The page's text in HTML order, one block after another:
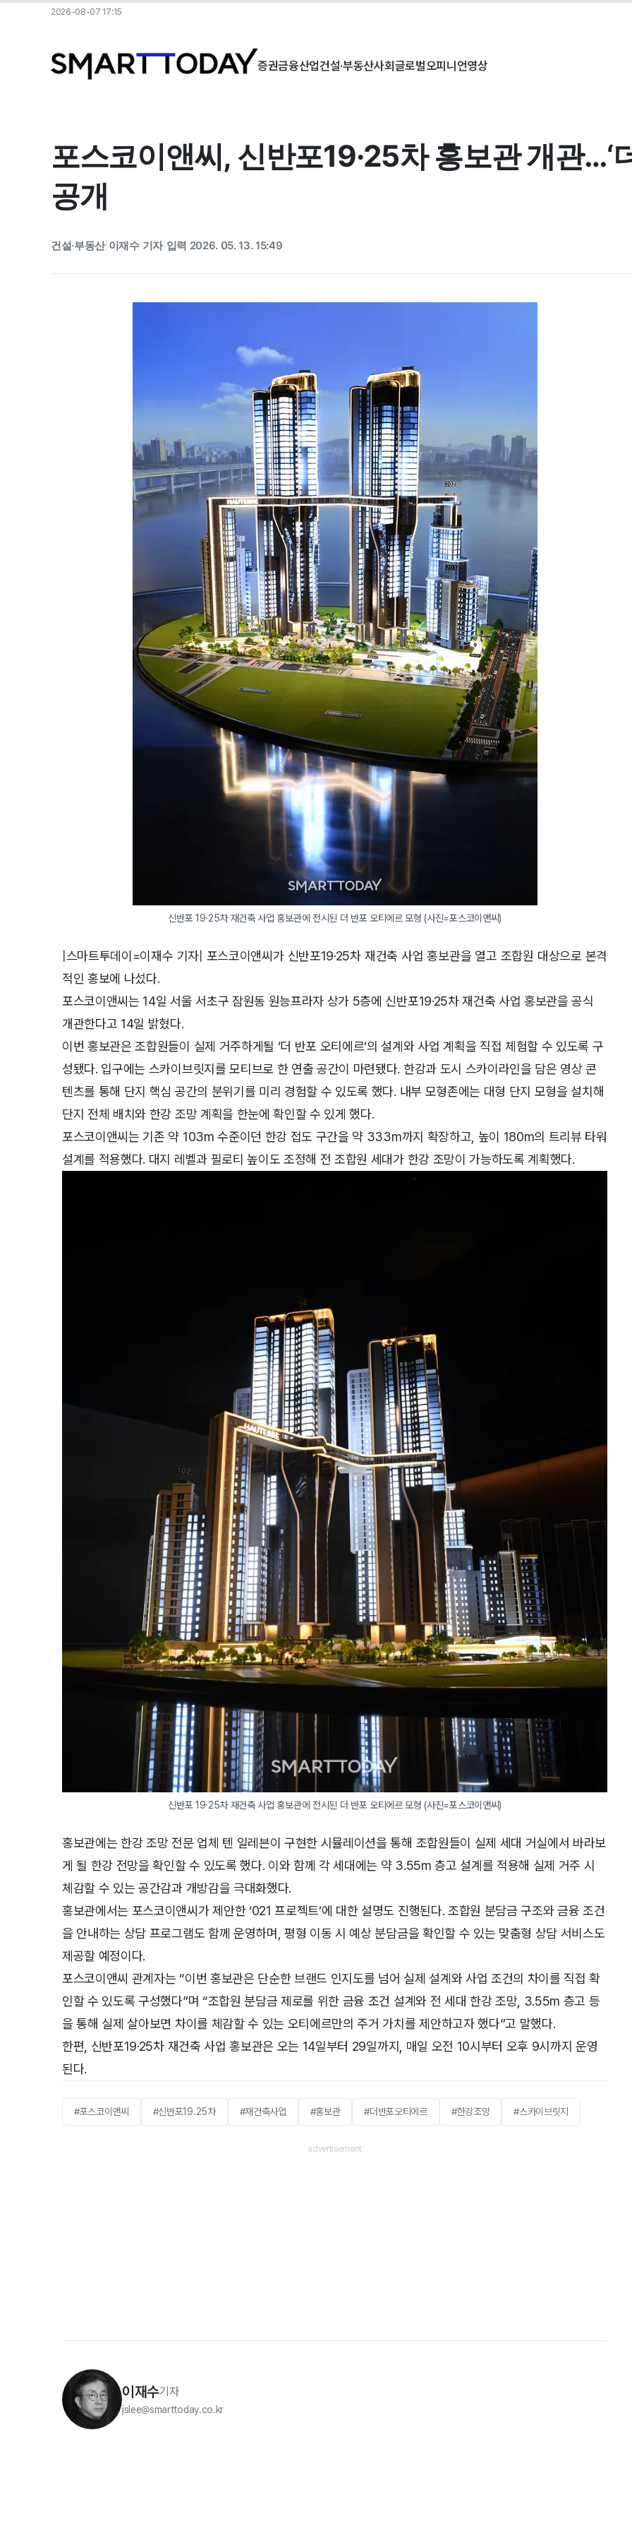
2026-08-07 17:15
증권금융산업건설·부동산사회글로벌오피니언영상
포스코이앤씨, 신반포19·25차 홍보관 개관…‘
공개
건설·부동산| 이재수 기자| 입력 2026. 05. 13. 15:49
신반포 19·25차 재건축 사업 홍보관에 전시된 더 반포 오티에르 모형 (사진=포스코이앤씨)
|스마트투데이=이재수 기자| 포스코이앤씨가 신반포19·25차 재건축 사업 홍보관을 열고 조합원 대상으로 본격
적인 홍보에 나섰다.
포스코이앤씨는 14일 서울 서초구 잠원동 원능프라자 상가 5층에 신반포19·25차 재건축 사업 홍보관을 공식
개관한다고 14일 밝혔다.
이번 홍보관은 조합원들이 실제 거주하게될 ‘더 반포 오티에르’의 설계와 사업 계획을 직접 체험할 수 있도록 구
성됐다. 입구에는 스카이브릿지를 모티브로 한 연출 공간이 마련됐다. 한강과 도시 스카이라인을 담은 영상 콘
텐츠를 통해 단지 핵심 공간의 분위기를 미리 경험할 수 있도록 했다. 내부 모형존에는 대형 단지 모형을 설치해
단지 전체 배치와 한강 조망 계획을 한눈에 확인할 수 있게 했다.
포스코이앤씨는 기존 약 103m 수준이던 한강 접도 구간을 약 333m까지 확장하고, 높이 180m의 트리뷰 타워
설계를 적용했다. 대지 레벨과 필로티 높이도 조정해 전 조합원 세대가 한강 조망이 가능하도록 계획했다.
신반포 19·25차 재건축 사업 홍보관에 전시된 더 반포 오티에르 모형 (사진=포스코이앤씨)
홍보관에는 한강 조망 전문 업체 텐 일레븐이 구현한 시뮬레이션을 통해 조합원들이 실제 세대 거실에서 바라보
게 될 한강 전망을 확인할 수 있도록 했다. 이와 함께 각 세대에는 약 3.55m 층고 설계를 적용해 실제 거주 시
체감할 수 있는 공간감과 개방감을 극대화했다.
홍보관에서는 포스코이앤씨가 제안한 ‘021 프로젝트’에 대한 설명도 진행된다. 조합원 분담금 구조와 금융 조건
을 안내하는 상담 프로그램도 함께 운영하며, 평형 이동 시 예상 분담금을 확인할 수 있는 맞춤형 상담 서비스도
제공할 예정이다.
포스코이앤씨 관계자는 “이번 홍보관은 단순한 브랜드 인지도를 넘어 실제 설계와 사업 조건의 차이를 직접 확
인할 수 있도록 구성했다”며 “조합원 분담금 제로를 위한 금융 조건 설계와 전 세대 한강 조망, 3.55m 층고 등
을 통해 실제 살아보면 차이를 체감할 수 있는 오티에르만의 주거 가치를 제안하고자 했다”고 말했다.
한편, 신반포19·25차 재건축 사업 홍보관은 오는 14일부터 29일까지, 매일 오전 10시부터 오후 9시까지 운영
된다.
#포스코이앤씨 #신반포19.25차 #재건축사업 #홍보관 #더반포오티에르 #한강조망 #스카이브릿지
이재수기자
jslee@smarttoday.co.kr